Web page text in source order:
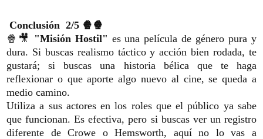
Conclusión 2/5 🍿🍿
🍿🎥
"Misión Hostil" es una película de género pura y
dura. Si buscas realismo táctico y acción bien rodada, te
gustará; si buscas una historia bélica que te haga
reflexionar o que aporte algo nuevo al cine, se queda a
medio camino.
Utiliza a sus actores en los roles que el público ya sabe
que funcionan. Es efectiva, pero si buscas ver un registro
diferente de Crowe o Hemsworth, aquí no lo vas a